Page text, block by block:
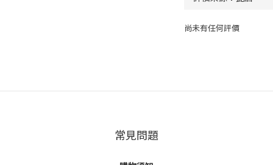
尚未有任何評價
常見問題